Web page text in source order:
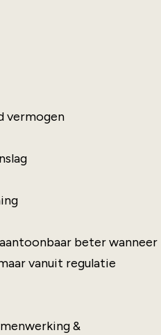
vermogen
beter wanneer
vanuit regulatie
&